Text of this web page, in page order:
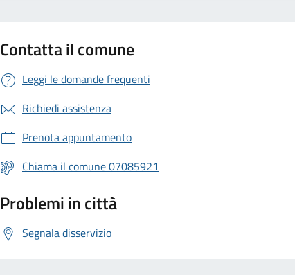
Contatta il comune
Leggi le domande frequenti
Richiedi assistenza
Prenota appuntamento
Chiama il comune 07085921
Problemi in città
Segnala disservizio